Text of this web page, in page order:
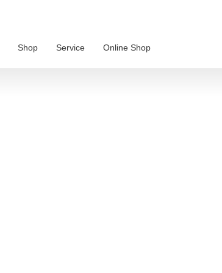
Shop Service Online Shop